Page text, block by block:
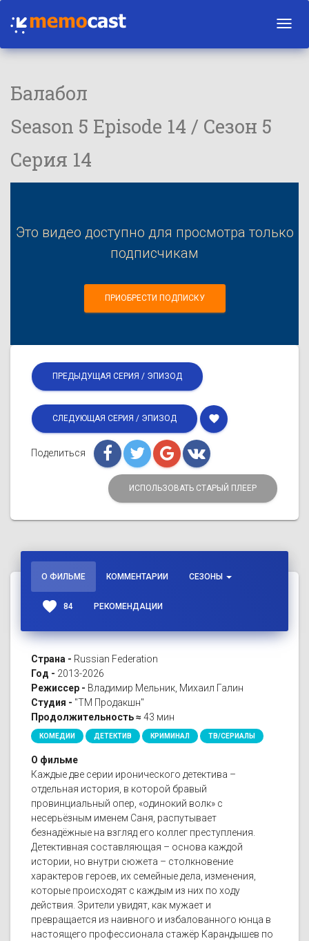
Балабол
Season 5 Episode 14 / Сезон 5
Серия 14
Это видео доступно для просмотра только
подписчикам
ПРИОБРЕСТИ ПОДПИСКУ
ПРЕДЫДУЩАЯ СЕРИЯ / ЭПИЗОД
СЛЕДУЮЩАЯ СЕРИЯ / ЭПИЗОД favorite
Поделиться
ИСПОЛЬЗОВАТЬ СТАРЫЙ ПЛЕЕР
О ФИЛЬМЕ КОММЕНТАРИИ СЕЗОНЫ
favorite 84 РЕКОМЕНДАЦИИ
Страна - Russian Federation
Год - 2013-2026
Режиссер - Владимир Мельник, Михаил Галин
Студия - "ТМ Продакшн"
Продолжительность ≈ 43 мин
КОМЕДИИ ДЕТЕКТИВ КРИМИНАЛ ТВ/СЕРИАЛЫ
О фильме
Каждые две серии иронического детектива –
отдельная история, в которой бравый
провинциальный опер, «одинокий волк» с
несерьёзным именем Саня, распутывает
безнадёжные на взгляд его коллег преступления.
Детективная составляющая – основа каждой
истории, но внутри сюжета – столкновение
характеров героев, их семейные дела, изменения,
которые происходят с каждым из них по ходу
действия. Зрители увидят, как мужает и
превращается из наивного и избалованного юнца в
настоящего профессионала стажёр Карандышев по